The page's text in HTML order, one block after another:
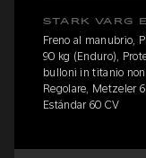
STARK VARG
Freno al manubrio,
90 kg (Enduro),
bulloni in titanio
Regolare, Metzeler
Estándar 60 CV